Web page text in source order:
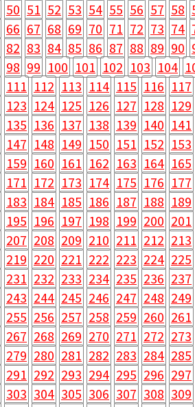
50 51 52 53 54 55 56 57 58
66 67 68 69 70 71 72 73 74
82 83 84 85 86 87 88 89 90
98 99 100 101 102 103 104
111 112 113 114 115 116 117
123 124 125 126 127 128 129
135 136 137 138 139 140 141
147 148 149 150 151 152 153
159 160 161 162 163 164 165
171 172 173 174 175 176 177
183 184 185 186 187 188 189
195 196 197 198 199 200 201
207 208 209 210 211 212 213
219 220 221 222 223 224 225
231 232 233 234 235 236 237
243 244 245 246 247 248 249
255 256 257 258 259 260 261
267 268 269 270 271 272 273
279 280 281 282 283 284 285
291 292 293 294 295 296 297
303 304 305 306 307 308 309